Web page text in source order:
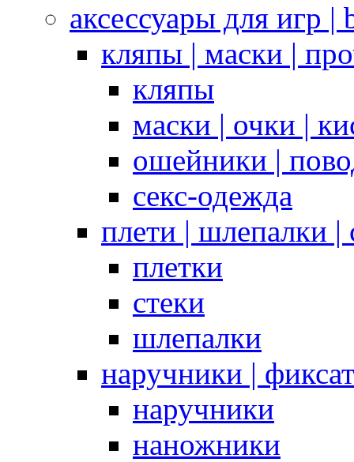
аксессуары для игр |
кляпы | маски |
кляпы
маски | очки |
ошейники |
секс-одежда
плети | шлепалки |
плетки
стеки
шлепалки
наручники |
наручники
наножники